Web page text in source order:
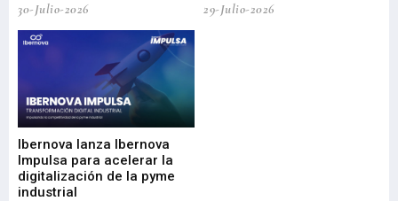
30-Julio-2026
29-Julio-2026
Ibernova lanza Ibernova
Impulsa para acelerar la
digitalización de la pyme
industrial